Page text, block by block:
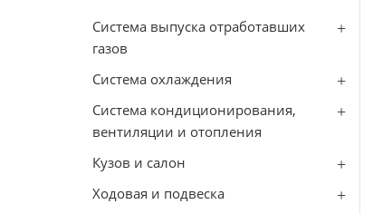
Система выпуска отработавших
газов
Система охлаждения
Система кондиционирования,
вентиляции и отопления
Кузов и салон
Ходовая и подвеска